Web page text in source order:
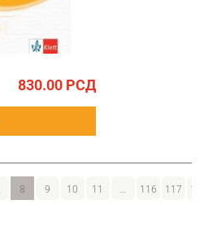
830.00 РСД
8 9 10 11 116 117